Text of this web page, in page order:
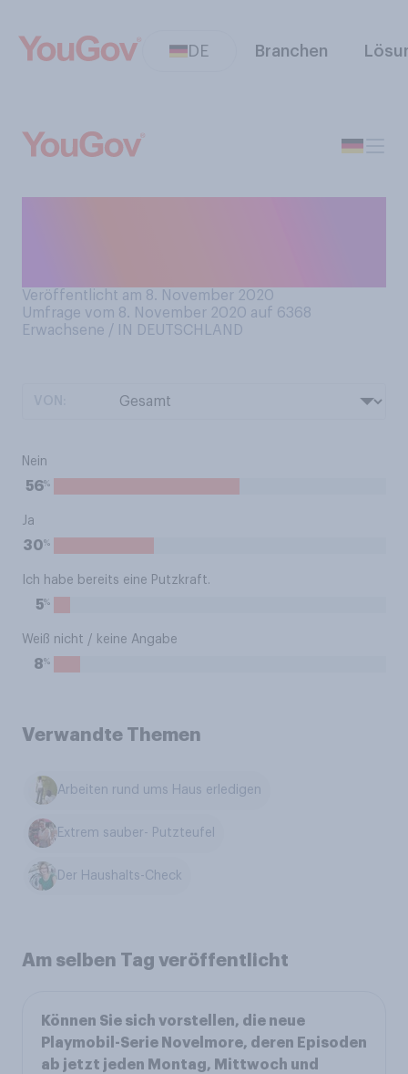
DE Branchen
Veröffentlicht am 8. November 2020
Umfrage vom 8. November 2020 auf 6368
Erwachsene / IN DEUTSCHLAND
Nein
56%
Ja
30%
Ich habe bereits eine Putzkraft.
5%
Weiß nicht / keine Angabe
8%
Verwandte Themen
Arbeiten rund ums Haus erledigen
Extrem sauber- Putzteufel
Der Haushalts-Check
Am selben Tag veröffentlicht
Können Sie sich vorstellen, die neue
Playmobil-Serie Novelmore, deren Episoden
ab jetzt jeden Montag, Mittwoch und